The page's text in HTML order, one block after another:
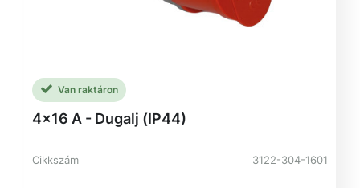
Van raktáron
4x16 A - Dugalj (IP44)
Cikkszám 3122-304-1601